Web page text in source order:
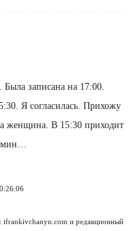
записана на 17:00.
Я согласилась. Прихожу
женщина. В 15:30 приходит
ifrankivchanyn.com и редакционный